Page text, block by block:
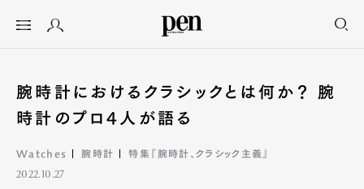
腕時計におけるクラシックとは何か？ 腕
時計のプロ4人が語る
Watches 腕時計 特集『腕時計、クラシック主義』
2022.10.27